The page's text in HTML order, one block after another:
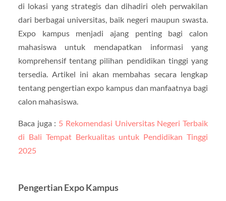
di lokasi yang strategis dan dihadiri oleh perwakilan
dari berbagai universitas, baik negeri maupun swasta.
Expo kampus menjadi ajang penting bagi calon
mahasiswa untuk mendapatkan informasi yang
komprehensif tentang pilihan pendidikan tinggi yang
tersedia. Artikel ini akan membahas secara lengkap
tentang pengertian expo kampus dan manfaatnya bagi
calon mahasiswa.
Baca juga : 5 Rekomendasi Universitas Negeri Terbaik
di Bali Tempat Berkualitas untuk Pendidikan Tinggi
2025
Pengertian Expo Kampus